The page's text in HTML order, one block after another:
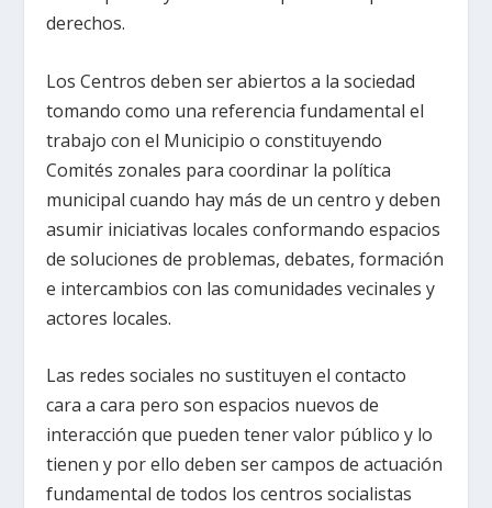
derechos.
Los Centros deben ser abiertos a la sociedad
tomando como una referencia fundamental el
trabajo con el Municipio o constituyendo
Comités zonales para coordinar la política
municipal cuando hay más de un centro y deben
asumir iniciativas locales conformando espacios
de soluciones de problemas, debates, formación
e intercambios con las comunidades vecinales y
actores locales.
Las redes sociales no sustituyen el contacto
cara a cara pero son espacios nuevos de
interacción que pueden tener valor público y lo
tienen y por ello deben ser campos de actuación
fundamental de todos los centros socialistas